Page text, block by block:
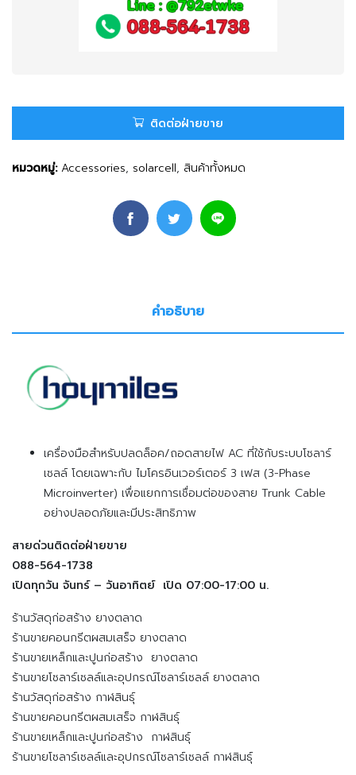
ติดต่อฝ่ายขาย
หมวดหมู่: Accessories, solarcell, สินค้าทั้งหมด
คำอธิบาย
เครื่องมือสำหรับปลดล็อค/ถอดสายไฟ AC ที่ใช้กับระบบโซลาร์
เซลล์ โดยเฉพาะกับ ไมโครอินเวอร์เตอร์ 3 เฟส (3-Phase
Microinverter) เพื่อแยกการเชื่อมต่อของสาย Trunk Cable
อย่างปลอดภัยและมีประสิทธิภาพ
สายด่วนติดต่อฝ่ายขาย
088-564-1738
เปิดทุกวัน จันทร์ – วันอาทิตย์ เปิด 07:00-17:00 น.
ร้านวัสดุก่อสร้าง ยางตลาด
ร้านขายคอนกรีตผสมเสร็จ ยางตลาด
ร้านขายเหล็กและปูนก่อสร้าง ยางตลาด
ร้านขายโซลาร์เซลล์และอุปกรณ์โซลาร์เซลล์ ยางตลาด
ร้านวัสดุก่อสร้าง กาฬสินธุ์
ร้านขายคอนกรีตผสมเสร็จ กาฬสินธุ์
ร้านขายเหล็กและปูนก่อสร้าง กาฬสินธุ์
ร้านขายโซลาร์เซลล์และอุปกรณ์โซลาร์เซลล์ กาฬสินธุ์